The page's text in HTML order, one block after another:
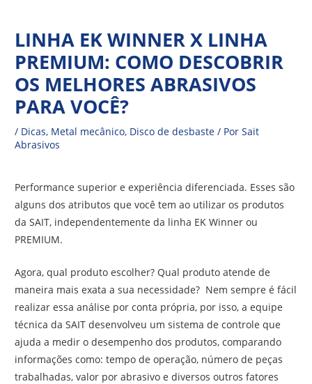
conteúdo
LINHA EK WINNER X LINHA
PREMIUM: COMO DESCOBRIR
OS MELHORES ABRASIVOS
PARA VOCÊ?
/ Dicas, Metal mecânico, Disco de desbaste / PorSait
Abrasivos
Performance superior e experiência diferenciada. Esses são
alguns dos atributos que você tem ao utilizar os produtos
da SAIT, independentemente da linha EK Winner ou
PREMIUM.
Agora, qual produto escolher? Qual produto atende de
maneira mais exata a sua necessidade? Nem sempre é fácil
realizar essa análise por conta própria, por isso, a equipe
técnica da SAIT desenvolveu um sistema de controle que
ajuda a medir o desempenho dos produtos, comparando
informações como: tempo de operação, número de peças
trabalhadas, valor por abrasivo e diversos outros fatores
de
Post